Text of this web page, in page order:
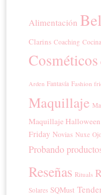
Alimentación
Clarins Coaching Cocina
Cosméticos
Arden Fantasía Fashion
Maquillaje
Maquillaje Halloween
Friday Novias Nuxe
Probando
Reseñas Rituals
Solares SQMust